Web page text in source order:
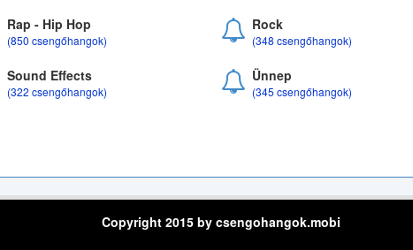
Rap - Hip Hop
(850 csengőhangok)
Rock
(348 csengőhangok)
Sound Effects
(322 csengőhangok)
Ünnep
(345 csengőhangok)
Copyright 2015 by csengohangok.mobi